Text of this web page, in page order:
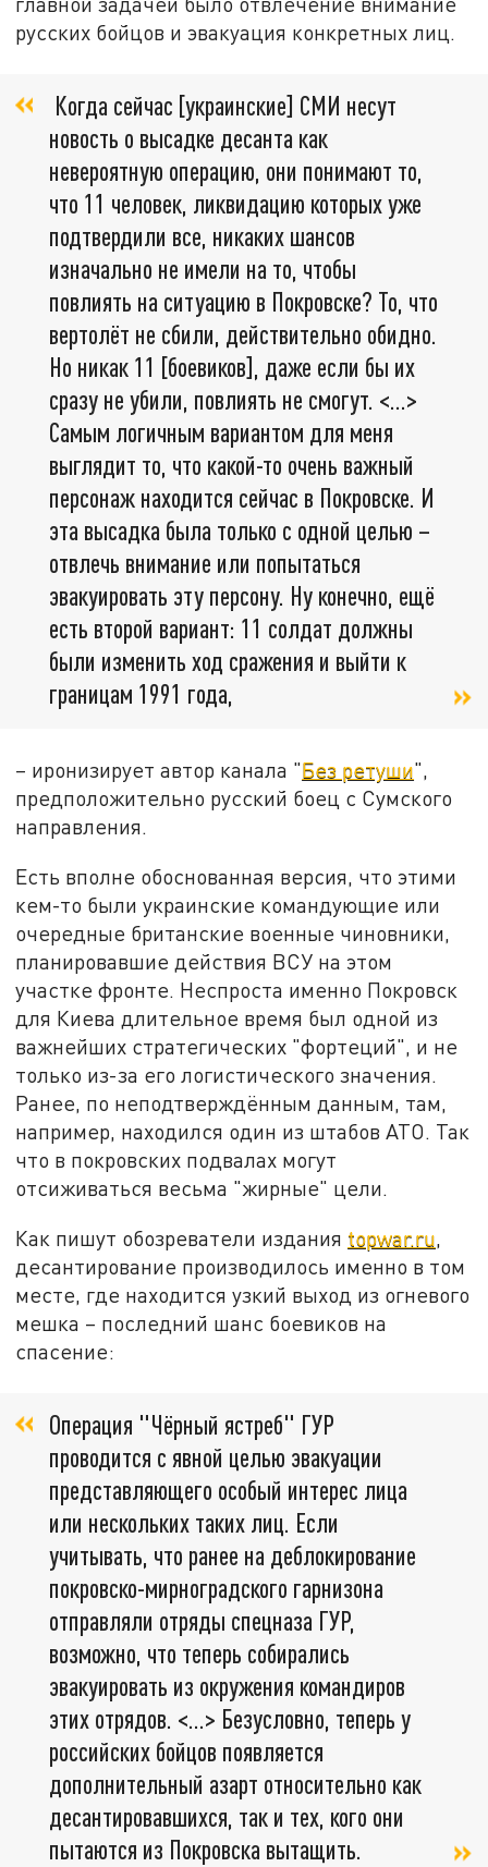
русских бойцов и эвакуация конкретных лиц.
Когда сейчас [украинские] СМИ несут
новость о высадке десанта как
невероятную операцию, они понимают то,
что 11 человек, ликвидацию которых уже
подтвердили все, никаких шансов
изначально не имели на то, чтобы
повлиять на ситуацию в Покровске? То, что
вертолёт не сбили, действительно обидно.
Но никак 11 [боевиков], даже если бы их
сразу не убили, повлиять не смогут. <…>
Самым логичным вариантом для меня
выглядит то, что какой-то очень важный
персонаж находится сейчас в Покровске. И
эта высадка была только с одной целью –
отвлечь внимание или попытаться
эвакуировать эту персону. Ну конечно, ещё
есть второй вариант: 11 солдат должны
были изменить ход сражения и выйти к
границам 1991 года,
– иронизирует автор канала "Без ретуши",
предположительно русский боец с Сумского
направления.
Есть вполне обоснованная версия, что этими
кем-то были украинские командующие или
очередные британские военные чиновники,
планировавшие действия ВСУ на этом
участке фронте. Неспроста именно Покровск
для Киева длительное время был одной из
важнейших стратегических "фортеций", и не
только из-за его логистического значения.
Ранее, по неподтверждённым данным, там,
например, находился один из штабов АТО. Так
что в покровских подвалах могут
отсиживаться весьма "жирные" цели.
Как пишут обозреватели издания topwar.ru,
десантирование производилось именно в том
месте, где находится узкий выход из огневого
мешка – последний шанс боевиков на
спасение:
Операция "Чёрный ястреб" ГУР
проводится с явной целью эвакуации
представляющего особый интерес лица
или нескольких таких лиц. Если
учитывать, что ранее на деблокирование
покровско-мирноградского гарнизона
отправляли отряды спецназа ГУР,
возможно, что теперь собирались
эвакуировать из окружения командиров
этих отрядов. <…> Безусловно, теперь у
российских бойцов появляется
дополнительный азарт относительно как
десантировавшихся, так и тех, кого они
пытаются из Покровска вытащить.